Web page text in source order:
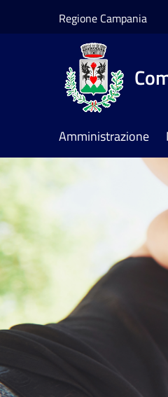
Regione Campania
Amministrazione